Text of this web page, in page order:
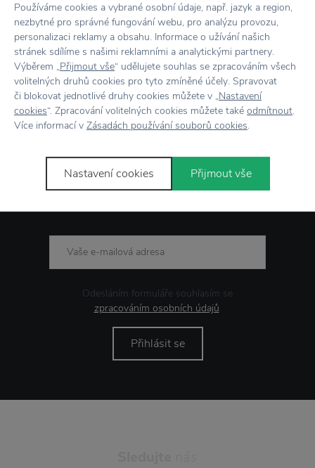
Doprava zdarmanad 2 000 Kč
Vrácení zbožído 30 dnů
7500+ produktůna výběr
Showroomve Zlíně
Odesláním formuláře souhlasím se
zpracováním osobních údajů.
Přihlásit se
Používáme cookies a vybrané osobní údaje, např. jazyk a region,
nezbytné pro správné fungování webu, pro analýzu provozu,
personalizaci reklamy a obsahu. Informace o užívání našich
stránek sdílíme s našimi reklamními a analytickými partnery.
Výběrem „Přijmout vše“ udělujete souhlas se zpracováním všech
volitelných druhů cookies pro tyto zmíněné účely. Spravovat
či blokovat jednotlivé druhy cookies můžete v „Nastavení
cookies“. Zpracování volitelných cookies můžete také odmítnout.
Více informací v Zásadách používání souborů cookies.
Nastavení cookies Přijmout vše